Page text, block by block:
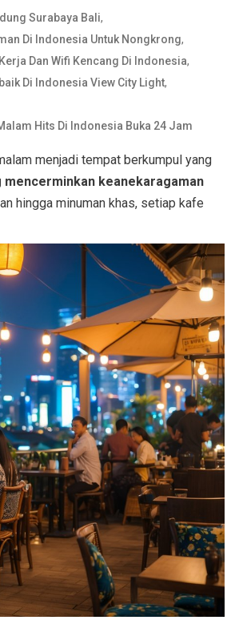
Surabaya Bali,
Di Indonesia Untuk Nongkrong,
Dan Wifi Kencang Di Indonesia,
Di Indonesia View City Light,
Hits Di Indonesia Buka 24 Jam
menjadi tempat berkumpul yang
keanekaragaman
hingga minuman khas, setiap kafe